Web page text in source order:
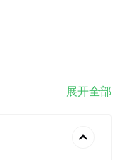
展开全部